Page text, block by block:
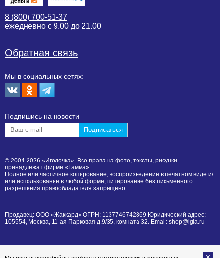
8 (800) 700-51-37
ежедневно с 9.00 до 21.00
Обратная связь
Мы в социальных сетях:
Подпишиcь на новости
© 2004-2026 «Иголочка». Все права на фото, тексты, рисунки
принадлежат фирме «Гамма».
Полное или частичное копирование, воспроизведение в печатном виде и/
или использование в любой форме, цитирование без письменного
разрешения правообладателя запрещено.
Продавец: ООО «Жаккард» ОГРН: 1137746742869 Юридический адрес:
105554, Москва, 11-ая Парковая д.9/35, комната 32. Email: shop@igla.ru